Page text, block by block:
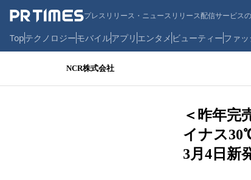
プレスリリース・ニュースリリース配信サービス
Topテクノロジーモバイルアプリ エンタメ ビューティーファ
NCR株式会社
＜昨年完
イナス
3月4日新